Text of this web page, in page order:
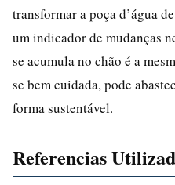
transformar a poça d’água
um indicador de mudanças
se acumula no chão é a
se bem cuidada, pode
forma sustentável.
Referencias